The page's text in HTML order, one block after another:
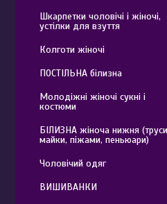
Шкарпетки чоловічі і жіночі,
устілки для взуття
Колготи жіночі
ПОСТІЛЬНА білизна
Молодіжні жіночі сукні і
костюми
БІЛИЗНА жіноча нижня
майки, піжами, пеньюари)
Чоловічий одяг
ВИШИВАНКИ